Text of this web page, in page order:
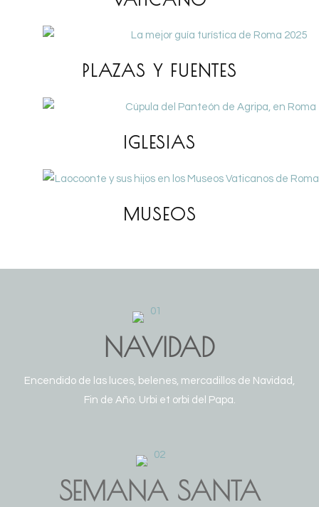
PLAZAS Y FUENTES
IGLESIAS
MUSEOS
NAVIDAD
Encendido de las luces, belenes, mercadillos de Navidad,
Fin de Año. Urbi et orbi del Papa.
SEMANA SANTA